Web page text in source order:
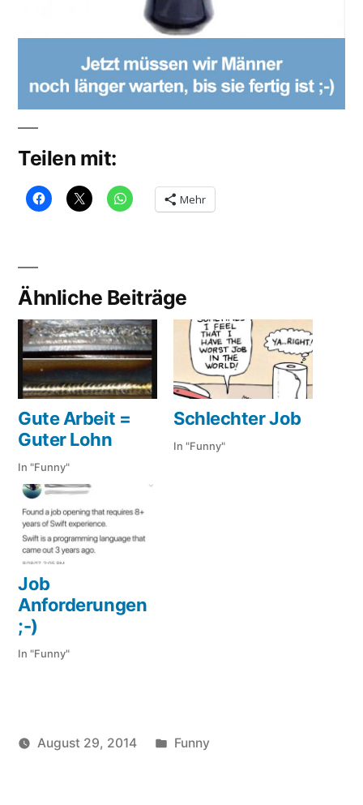
Teilen mit:
Mehr
Ähnliche Beiträge
Gute Arbeit =
Guter Lohn
In "Funny"
Schlechter Job
In "Funny"
Job
Anforderungen
;-)
In "Funny"
August 29, 2014
Veröffentlicht
Funny